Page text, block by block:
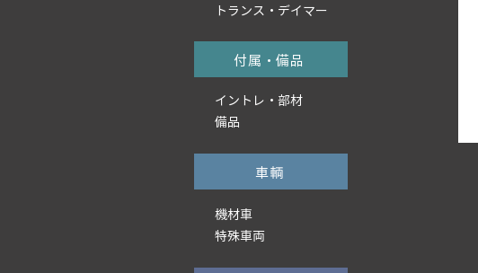
トランス・デイマー
付属・備品
イントレ・部材
備品
車輌
機材車
特殊車両